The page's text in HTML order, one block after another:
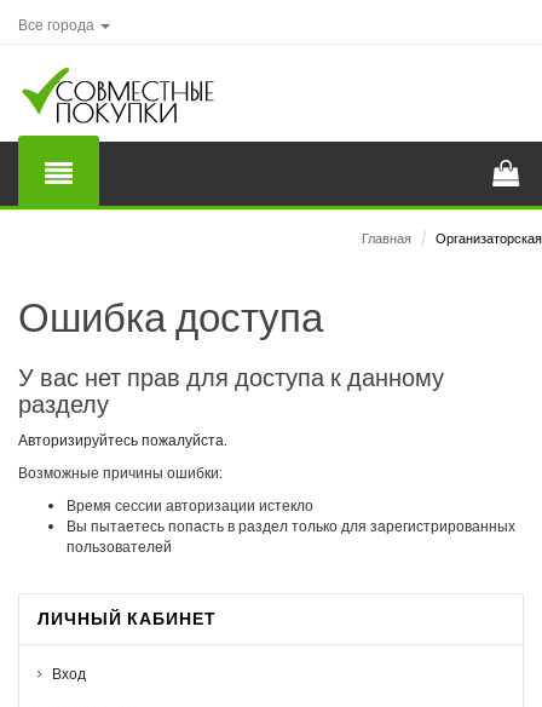
Все города
Главная / Организаторская
Ошибка доступа
У вас нет прав для доступа к данному
разделу
Авторизируйтесь пожалуйста.
Возможные причины ошибки:
Время сессии авторизации истекло
Вы пытаетесь попасть в раздел только для зарегистрированных
пользователей
ЛИЧНЫЙ КАБИНЕТ
Вход